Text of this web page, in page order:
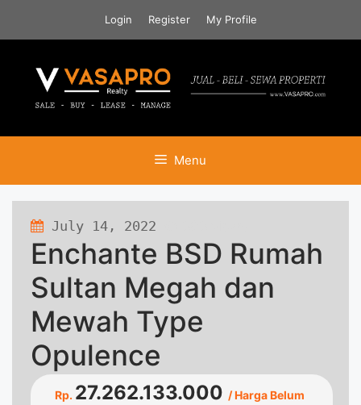
Login Register My Profile
Menu
July 14, 2022
Enchante BSD Rumah
Sultan Megah dan
Mewah Type
Opulence
Rp. 27.262.133.000 / Harga Belum